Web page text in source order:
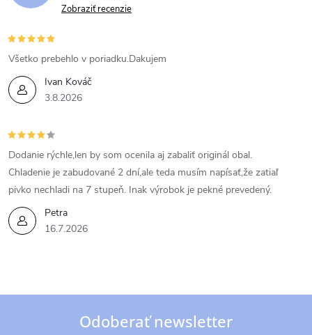
Zobraziť recenzie
Ivan Kováč
3.8.2026
Všetko prebehlo v poriadku.Dakujem
Petra
16.7.2026
Dodanie rýchle,len by som ocenila aj zabaliť originál obal.
Chladenie je zabudované 2 dní,ale teda musím napísať,že zatiaľ
pivko nechladi na 7 stupeň. Inak výrobok je pekné prevedený.
Odoberať newsletter